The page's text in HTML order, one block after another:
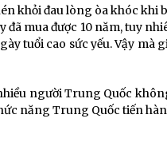
khỏi đau lòng òa khóc
đã mua được 10 năm, tuy
tuổi cao sức yếu. Vậy mà
người Trung Quốc
năng Trung Quốc tiến